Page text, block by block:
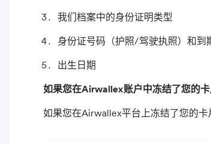
我们档案中的身份证明类型
身份证号码（护照/驾驶执照）和到
出生日期
如果您在Airwallex账户中冻结了您的
如果您在Airwallex平台上冻结了您的